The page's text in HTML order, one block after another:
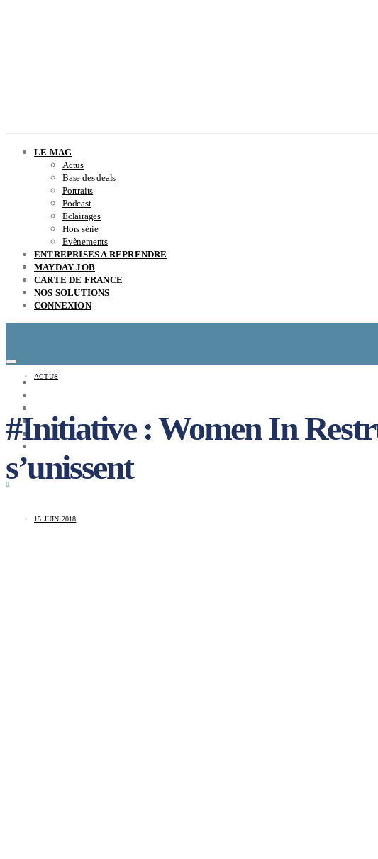
LE MAG
Actus
Base des deals
Portraits
Podcast
Eclairages
Hors série
Evènements
ENTREPRISES A REPRENDRE
MAYDAY JOB
CARTE DE FRANCE
NOS SOLUTIONS
CONNEXION
CONCEPT
MAYDAY JOB
CARTE DE FRANCE
CONNEXION
0
ACTUS
#Initiative : Women In
s’unissent
15 JUIN 2018